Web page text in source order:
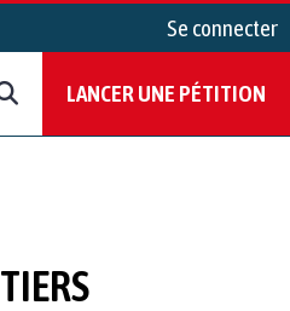
Se connecter
LANCER UNE PÉTITION